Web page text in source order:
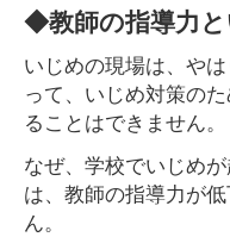
◆教師の指導力
いじめの現場は、や
って、いじめ対策の
ることはできません。
なぜ、学校でいじめ
は、教師の指導力が
ん。